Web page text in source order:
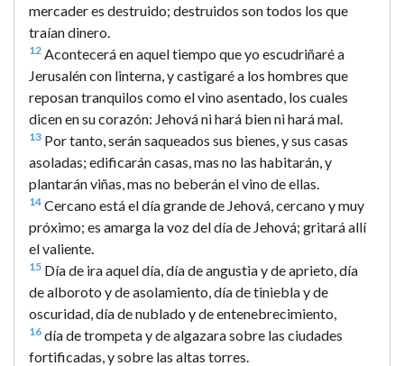
mercader es destruido; destruidos son todos los que
traían dinero.
12 Acontecerá en aquel tiempo que yo escudriñaré a
Jerusalén con linterna, y castigaré a los hombres que
reposan tranquilos como el vino asentado, los cuales
dicen en su corazón: Jehová ni hará bien ni hará mal.
13 Por tanto, serán saqueados sus bienes, y sus casas
asoladas; edificarán casas, mas no las habitarán, y
plantarán viñas, mas no beberán el vino de ellas.
14 Cercano está el día grande de Jehová, cercano y muy
próximo; es amarga la voz del día de Jehová; gritará allí
el valiente.
15 Día de ira aquel día, día de angustia y de aprieto, día
de alboroto y de asolamiento, día de tiniebla y de
oscuridad, día de nublado y de entenebrecimiento,
16 día de trompeta y de algazara sobre las ciudades
fortificadas, y sobre las altas torres.